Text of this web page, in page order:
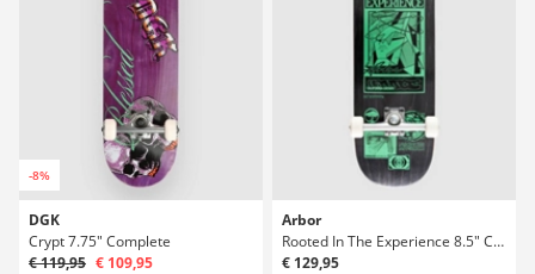
-8%
DGK
Crypt 7.75" Complete
€ 119,95 € 109,95
Arbor
Rooted In The Experience 8.5" Complete
€ 129,95